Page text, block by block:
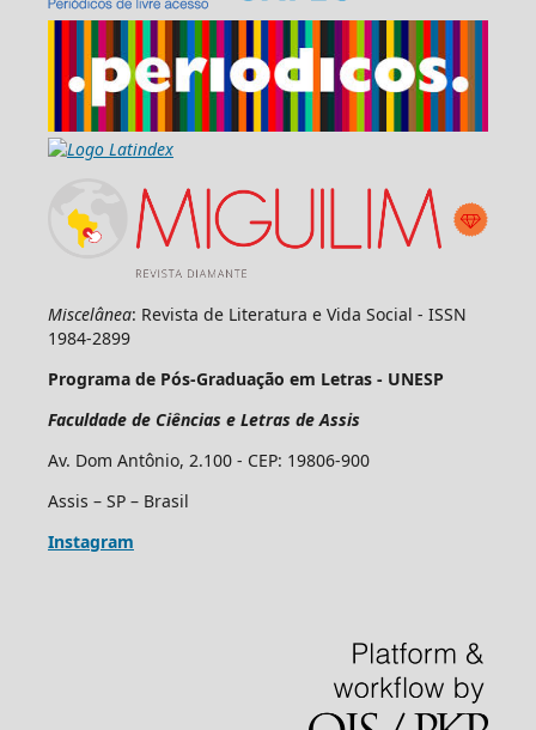
Miscelânea: Revista de Literatura e Vida Social - ISSN
1984-2899
Programa de Pós-Graduação em Letras - UNESP
Faculdade de Ciências e Letras de Assis
Av. Dom Antônio, 2.100 - CEP: 19806-900
Assis – SP – Brasil
Instagram